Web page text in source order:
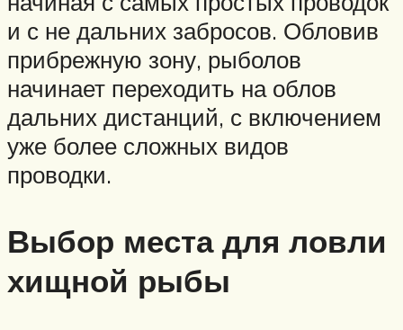
и с не дальних забросов. Обловив
прибрежную зону, рыболов
начинает переходить на облов
дальних дистанций, с включением
уже более сложных видов
проводки.
Выбор места для ловли
хищной рыбы